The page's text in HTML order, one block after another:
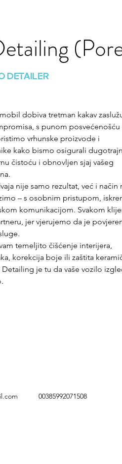
DETAILER
dobiva tretman kakav
s punom posvećenošću
vrhunske proizvode i
kako bismo osigurali
čistoću i obnovljen sjaj vašeg
nije samo rezultat, već i način
– s osobnim pristupom,
komunikacijom. Svakom
jer vjerujemo da je
temeljito čišćenje interijera,
korekcija boje ili zaštita
je tu da vaše vozilo
00385992071508